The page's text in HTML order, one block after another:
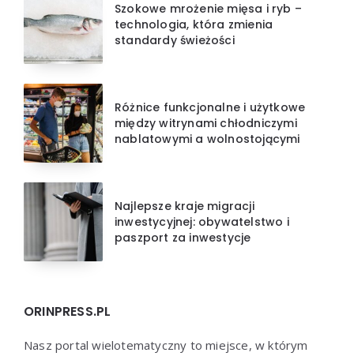
Szokowe mrożenie mięsa i ryb –
technologia, która zmienia
standardy świeżości
Różnice funkcjonalne i użytkowe
między witrynami chłodniczymi
nablatowymi a wolnostojącymi
Najlepsze kraje migracji
inwestycyjnej: obywatelstwo i
paszport za inwestycje
ORINPRESS.PL
Nasz portal wielotematyczny to miejsce, w którym